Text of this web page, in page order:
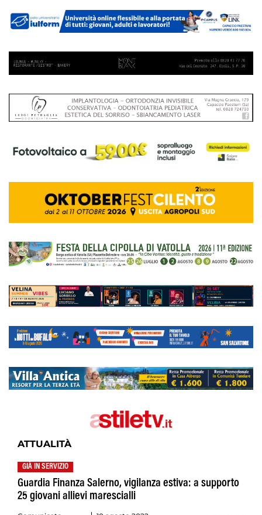
ATTUALITÀ
GIÀ IN SERVIZIO
Guardia Finanza Salerno, vigilanza estiva: a supporto
25 giovani allievi marescialli